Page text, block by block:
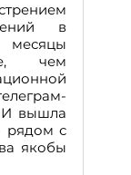
в
месяцы
чем
вышла
рядом с
якобы